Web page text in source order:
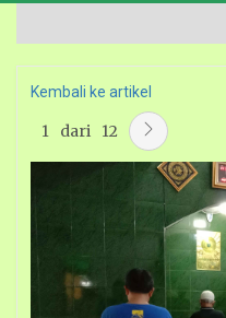
Kembali ke artikel
1 dari 12